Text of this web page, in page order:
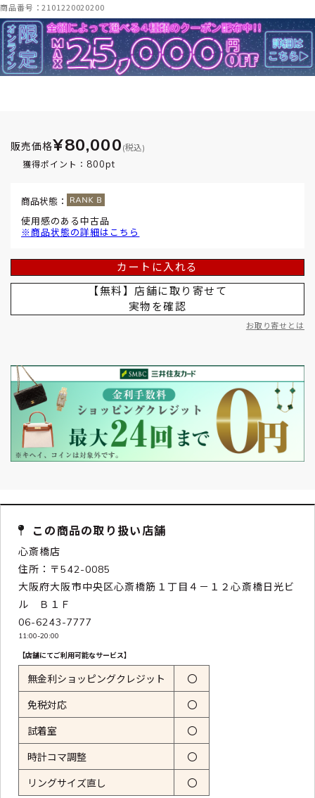
商品番号：2101220020200
販売価格¥80,000 (税込)
獲得ポイント： 800pt
商品状態：
使用感のある中古品
※商品状態の詳細はこちら
カートに入れる
【無料】店舗に取り寄せて
実物を確認
お取り寄せとは
この商品の取り扱い店舗
心斎橋店
住所：〒542-0085
大阪府大阪市中央区心斎橋筋１丁目４－１２心斎橋日光ビ
ル Ｂ１Ｆ
06-6243-7777
11:00-20:00
【店舗にてご利用可能なサービス】
無金利ショッピングクレジット 〇
免税対応 〇
試着室 〇
時計コマ調整 〇
リングサイズ直し 〇